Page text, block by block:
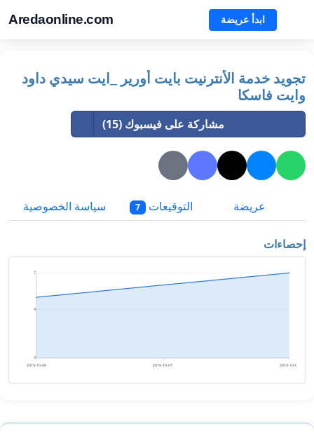
Aredaonline.com ابدأ عريضة
تجويد خدمة الأنترنيت بايت أورير _ايت سيدي داود
وايت فاسكا
مشاركة على فيسبوك (15)
عريضة التوقيعات 7 سياسة الخصوصية
إحصاءات
0
4
7
2019-10-06 2019-10-07 2019-10-08